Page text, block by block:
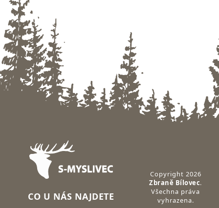
Zápatí
CO U NÁS NAJDETE
Copyright 2026
Zbraně Bílovec.
Všechna práva
vyhrazena.